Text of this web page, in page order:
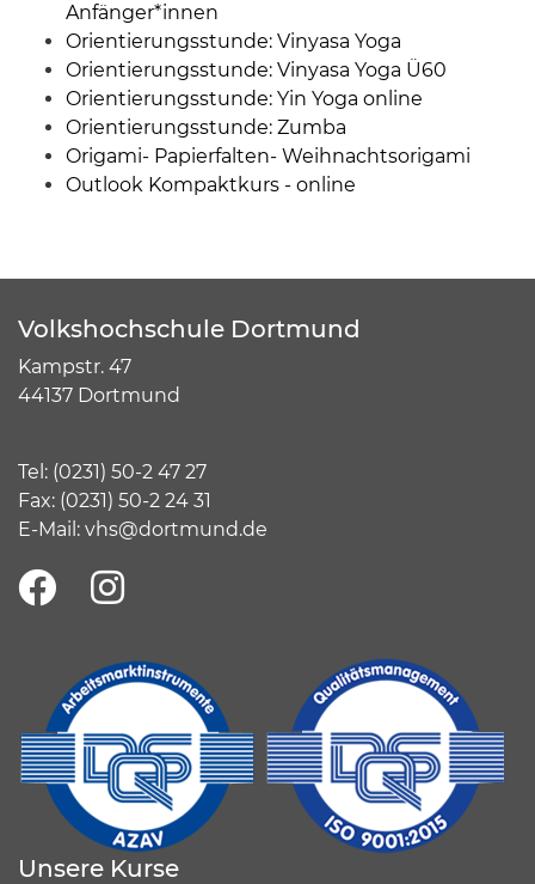
Anfänger*innen
Orientierungsstunde: Vinyasa Yoga
Orientierungsstunde: Vinyasa Yoga Ü60
Orientierungsstunde: Yin Yoga online
Orientierungsstunde: Zumba
Origami- Papierfalten- Weihnachtsorigami
Outlook Kompaktkurs - online
Volkshochschule Dortmund
Kampstr. 47
44137 Dortmund
Tel: (0231) 50-2 47 27
Fax: (0231) 50-2 24 31
E-Mail: vhs@dortmund.de
Unsere Kurse